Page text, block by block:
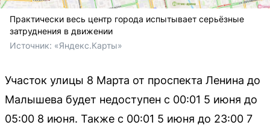
Практически весь центр города испытывает серьёзные
затруднения в движении
Источник: «Яндекс.Карты»
Участок улицы 8 Марта от проспекта Ленина до
Малышева будет недоступен с 00:01 5 июня до
05:00 8 июня. Также с 00:01 5 июня до 23:00 7